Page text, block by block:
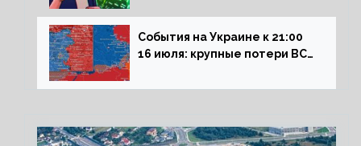
на рынок РФ
События на Украине к 21:00
16 июля: крупные потери ВСУ
обстреливает Донбасс из